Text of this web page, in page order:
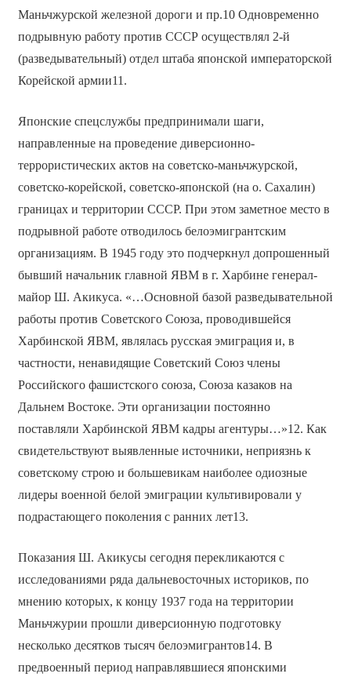
Маньчжурской железной дороги и пр.10 Одновременно
подрывную работу против СССР осуществлял 2-й
(разведывательный) отдел штаба японской императорской
Корейской армии11.
Японские спецслужбы предпринимали шаги,
направленные на проведение диверсионно-
террористических актов на советско-маньчжурской,
советско-корейской, советско-японской (на о. Сахалин)
границах и территории СССР. При этом заметное место в
подрывной работе отводилось белоэмигрантским
организациям. В 1945 году это подчеркнул допрошенный
бывший начальник главной ЯВМ в г. Харбине генерал-
майор Ш. Акикуса. «…Основной базой разведывательной
работы против Советского Союза, проводившейся
Харбинской ЯВМ, являлась русская эмиграция и, в
частности, ненавидящие Советский Союз члены
Российского фашистского союза, Союза казаков на
Дальнем Востоке. Эти организации постоянно
поставляли Харбинской ЯВМ кадры агентуры…»12. Как
свидетельствуют выявленные источники, неприязнь к
советскому строю и большевикам наиболее одиозные
лидеры военной белой эмиграции культивировали у
подрастающего поколения с ранних лет13.
Показания Ш. Акикусы сегодня перекликаются с
исследованиями ряда дальневосточных историков, по
мнению которых, к концу 1937 года на территории
Маньчжурии прошли диверсионную подготовку
несколько десятков тысяч белоэмигрантов14. В
предвоенный период направлявшиеся японскими